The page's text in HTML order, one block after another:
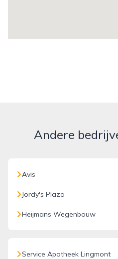
Andere
Avis
Jordy's Plaza
Heijmans Wegenbouw
Service Apotheek Lingmont